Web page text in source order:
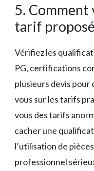
5.
tarif
Vérifiez les
PG, certifications
plusieurs devis pour
vous sur les tarifs
vous des tarifs
cacher une
l’utilisation de
professionnel